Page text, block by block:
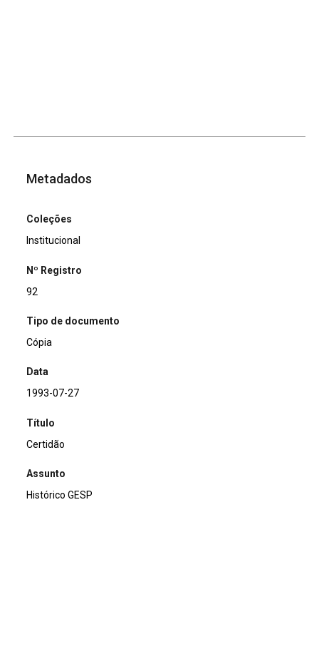
Metadados
Coleções
Institucional
Nº Registro
92
Tipo de documento
Cópia
Data
1993-07-27
Título
Certidão
Assunto
Histórico GESP